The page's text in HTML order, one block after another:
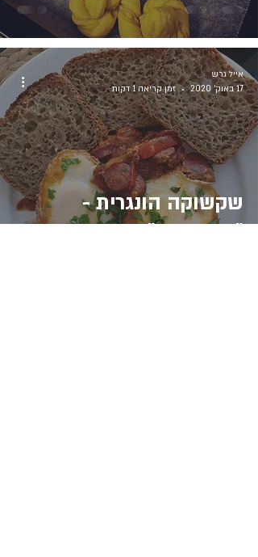
שקשוקה הונגרית -
"זאקוסקה"
אייל גרש
17 באוק׳ 2020
זמן קריאה 1 דקות